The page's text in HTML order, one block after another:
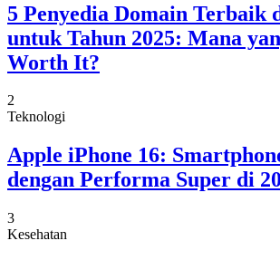
5 Penyedia Domain Terbaik
untuk Tahun 2025: Mana
Worth It?
2
Teknologi
Apple iPhone 16:
dengan Performa Super di
3
Kesehatan